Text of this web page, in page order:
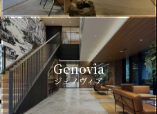
Genovia
ジェノヴィア